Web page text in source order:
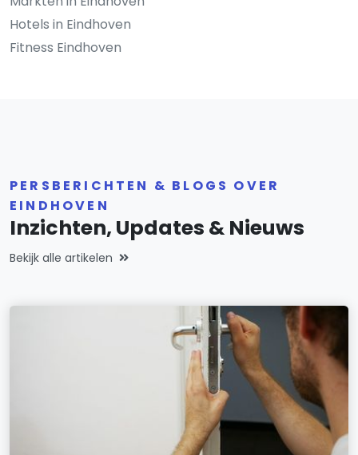
Hotels in Eindhoven
Fitness Eindhoven
PERSBERICHTEN & BLOGS OVER
EINDHOVEN
Inzichten, Updates & Nieuws
Bekijk alle artikelen